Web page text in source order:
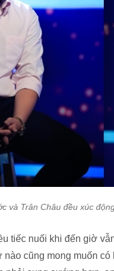
và Trân Châu đều xúc
tiếc nuối khi đến giờ
cũng mong muốn